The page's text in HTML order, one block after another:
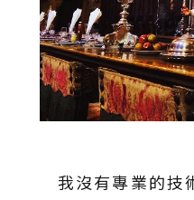
我沒有專業的技